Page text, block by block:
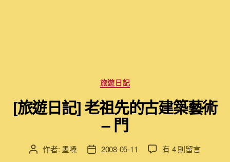
分
類
旅遊日記
[旅遊日記] 老祖先的古建築藝術
– 門
文 作者: 墨嗓
文 2008-05-11
在
有 4 則留言